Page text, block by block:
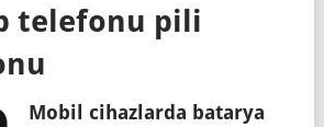
telefonu pili
Mobil cihazlarda batarya